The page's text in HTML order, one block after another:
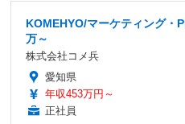
KOMEHYO/マーケティング・
万～
株式会社コメ兵
愛知県
年収453万円～
正社員